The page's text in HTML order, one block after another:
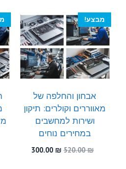
מבצע!
אבחון והחלפה של
מאווררים וקולרים: תיקון
ושירות למחשבים
במחירים נוחים
520.00₪
המחיר
300.00 ₪